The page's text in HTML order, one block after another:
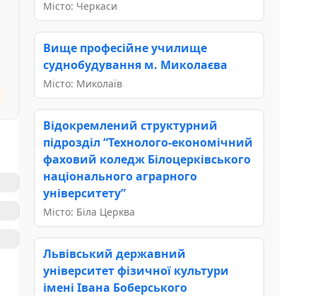
Місто: Черкаси
Вище професійне училище
суднобудування м. Миколаєва
Місто: Миколаїв
Відокремлений структурний
підрозділ “Технолого-економічний
фаховий коледж Білоцерківського
національного аграрного
університету”
Місто: Біла Церква
Львівський державний
університет фізичної культури
імені Івана Боберського